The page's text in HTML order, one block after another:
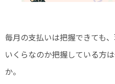
毎月の支払いは把握できても
いくらなのか把握している方
か。